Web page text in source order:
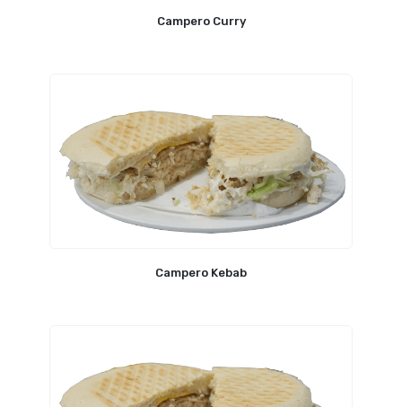
Campero Curry
Campero Kebab